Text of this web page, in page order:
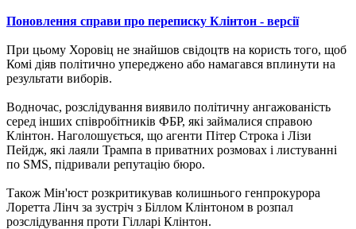
Поновлення справи про переписку Клінтон - версії
При цьому Хоровіц не знайшов свідоцтв на користь того, щоб
Комі діяв політично упереджено або намагався вплинути на
результати виборів.
Водночас, розслідування виявило політичну ангажованість
серед інших співробітників ФБР, які займалися справою
Клінтон. Наголошується, що агенти Пітер Строка і Лізи
Пейдж, які лаяли Трампа в приватних розмовах і листуванні
по SMS, підривали репутацію бюро.
Також Мін'юст розкритикував колишнього генпрокурора
Лоретта Лінч за зустріч з Біллом Клінтоном в розпал
розслідування проти Гілларі Клінтон.